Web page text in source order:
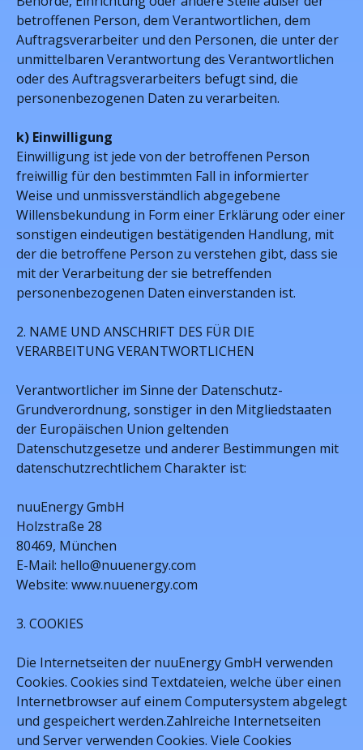
betroffenen Person, dem Verantwortlichen, dem
Auftragsverarbeiter und den Personen, die unter der
unmittelbaren Verantwortung des Verantwortlichen
oder des Auftragsverarbeiters befugt sind, die
personenbezogenen Daten zu verarbeiten.
k) Einwilligung
Einwilligung ist jede von der betroffenen Person
freiwillig für den bestimmten Fall in informierter
Weise und unmissverständlich abgegebene
Willensbekundung in Form einer Erklärung oder einer
sonstigen eindeutigen bestätigenden Handlung, mit
der die betroffene Person zu verstehen gibt, dass sie
mit der Verarbeitung der sie betreffenden
personenbezogenen Daten einverstanden ist.
2. NAME UND ANSCHRIFT DES FÜR DIE
VERARBEITUNG VERANTWORTLICHEN
Verantwortlicher im Sinne der Datenschutz-
Grundverordnung, sonstiger in den Mitgliedstaaten
der Europäischen Union geltenden
Datenschutzgesetze und anderer Bestimmungen mit
datenschutzrechtlichem Charakter ist:
nuuEnergy GmbH
Holzstraße 28
80469, München
E-Mail: hello@nuuenergy.com
Website: www.nuuenergy.com
3. COOKIES
Die Internetseiten der nuuEnergy GmbH verwenden
Cookies. Cookies sind Textdateien, welche über einen
Internetbrowser auf einem Computersystem abgelegt
und gespeichert werden.Zahlreiche Internetseiten
und Server verwenden Cookies. Viele Cookies